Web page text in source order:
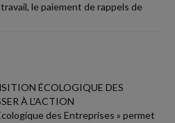
le paiement de rappels de
ÉCOLOGIQUE DES
À L'ACTION
des Entreprises » permet